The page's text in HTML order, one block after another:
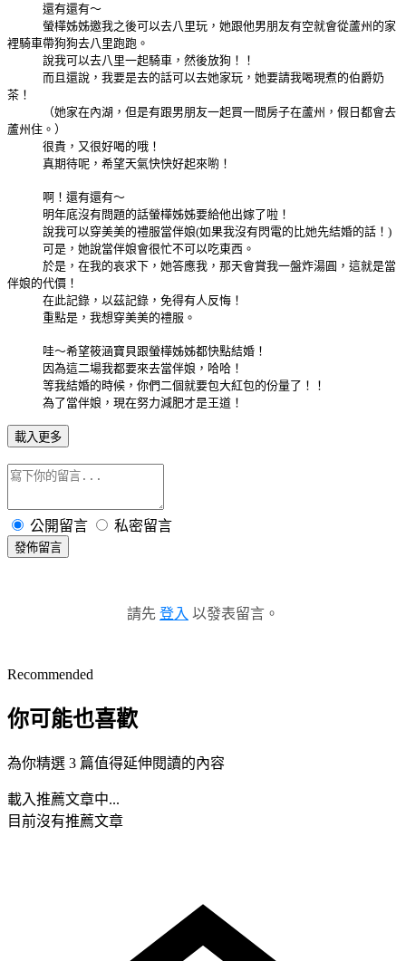
還有還有～
螢樺姊姊邀我之後可以去八里玩，她跟他男朋友有空就會從蘆州的家
裡騎車帶狗狗去八里跑跑。
說我可以去八里一起騎車，然後放狗！！
而且還說，我要是去的話可以去她家玩，她要請我喝現煮的伯爵奶
茶！
（她家在內湖，但是有跟男朋友一起買一間房子在蘆州，假日都會去
蘆州住。）
很貴，又很好喝的哦！
真期待呢，希望天氣快快好起來喲！
啊！還有還有～
明年底沒有問題的話螢樺姊姊要給他出嫁了啦！
說我可以穿美美的禮服當伴娘(如果我沒有閃電的比她先結婚的話！ )
可是，她說當伴娘會很忙不可以吃東西。
於是，在我的哀求下，她答應我，那天會賞我一盤炸湯圓，這就是當
伴娘的代價！
在此記錄，以茲記錄，免得有人反悔！
重點是，我想穿美美的禮服。
哇～希望筱涵寶貝跟螢樺姊姊都快點結婚！
因為這二場我都要來去當伴娘，哈哈！
等我結婚的時候，你們二個就要包大紅包的份量了！！
為了當伴娘，現在努力減肥才是王道！
載入更多
公開留言 私密留言
發佈留言
請先 登入 以發表留言。
Recommended
你可能也喜歡
為你精選 3 篇值得延伸閱讀的內容
載入推薦文章中...
目前沒有推薦文章